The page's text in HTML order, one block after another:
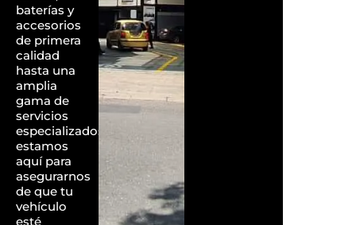
baterías y
accesorios
de primera
calidad
hasta una
amplia
gama de
servicios
especializados,
estamos
aquí para
asegurarnos
de que tu
vehículo
esté